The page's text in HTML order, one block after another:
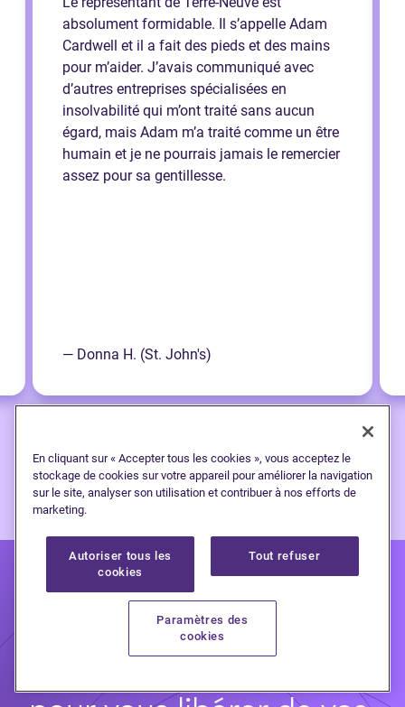
absolument formidable. Il s’appelle Adam
Cardwell et il a fait des pieds et des mains
pour m’aider. J’avais communiqué avec
d’autres entreprises spécialisées en
insolvabilité qui m’ont traité sans aucun
égard, mais Adam m’a traité comme un être
humain et je ne pourrais jamais le remercier
assez pour sa gentillesse.
— Donna H. (St. John's)
En cliquant sur « Accepter tous les cookies », vous acceptez le
stockage de cookies sur votre appareil pour améliorer la navigation
sur le site, analyser son utilisation et contribuer à nos efforts de
marketing.
Autoriser tous les
cookies
Tout refuser
Paramètres des
cookies